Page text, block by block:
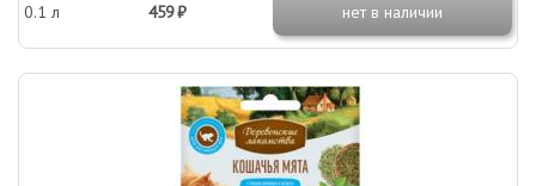
0.1 л
459 ₽ нет в наличии